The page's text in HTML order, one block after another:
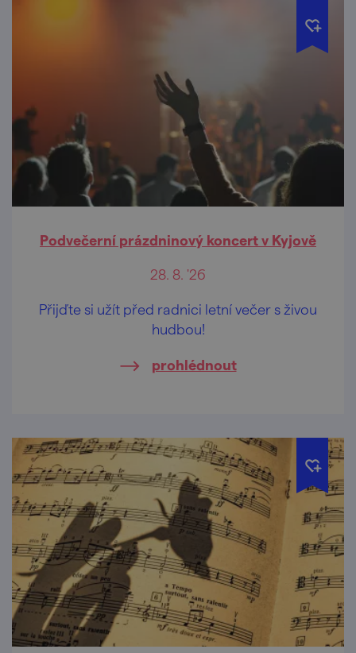
Podvečerní prázdninový koncert v Kyjově
28. 8. '26
Přijďte si užít před radnici letní večer s živou
hudbou!
prohlédnout